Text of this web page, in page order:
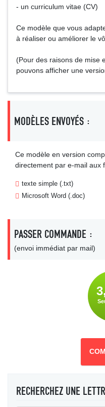
- un curriculum vitae (CV)
Ce modèle que vous
à réaliser ou améliorer le
(Pour des raisons de mise
pouvons afficher une
MODÈLES ENVOYÉS :
Ce modèle en version
directement par e-mail aux
texte simple (.txt)
Microsoft Word (.doc)
PASSER COMMANDE :
(envoi immédiat par mail)
RECHERCHEZ UNE